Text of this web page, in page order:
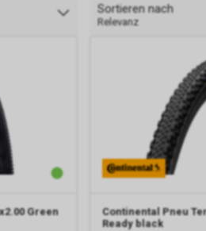
Sortieren nach
Relevanz
Green
Continental Pneu
Ready black